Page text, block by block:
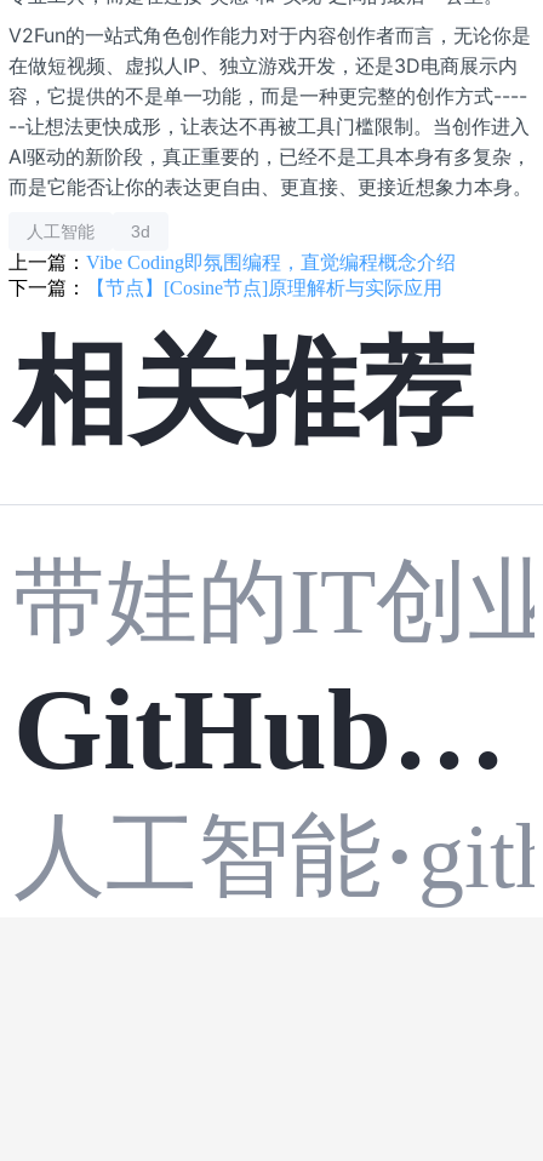
V2Fun的一站式角色创作能力对于内容创作者而言，无论你是
在做短视频、虚拟人IP、独立游戏开发，还是3D电商展示内
容，它提供的不是单一功能，而是一种更完整的创作方式----
--让想法更快成形，让表达不再被工具门槛限制。当创作进入
AI驱动的新阶段，真正重要的，已经不是工具本身有多复杂，
而是它能否让你的表达更自由、更直接、更接近想象力本身。
人工智能 3d
上一篇： Vibe Coding即氛围编程，直觉编程概念介绍
下一篇：
【节点】[Cosine节点]原理解析与实际应用
相关推荐
带娃的IT创
GitHub
热门项目
人工智能·